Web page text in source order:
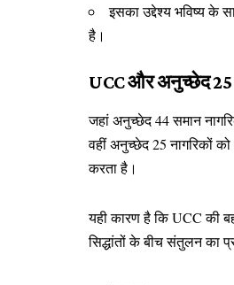
इसका उद्देश्य भविष्य के
है।
UCC और अनुच्छेद
जहां अनुच्छेद 44 समान
वहीं अनुच्छेद 25 नागरिकों को
करता है।
यही कारण है कि UCC की
सिद्धांतों के बीच संतुलन का